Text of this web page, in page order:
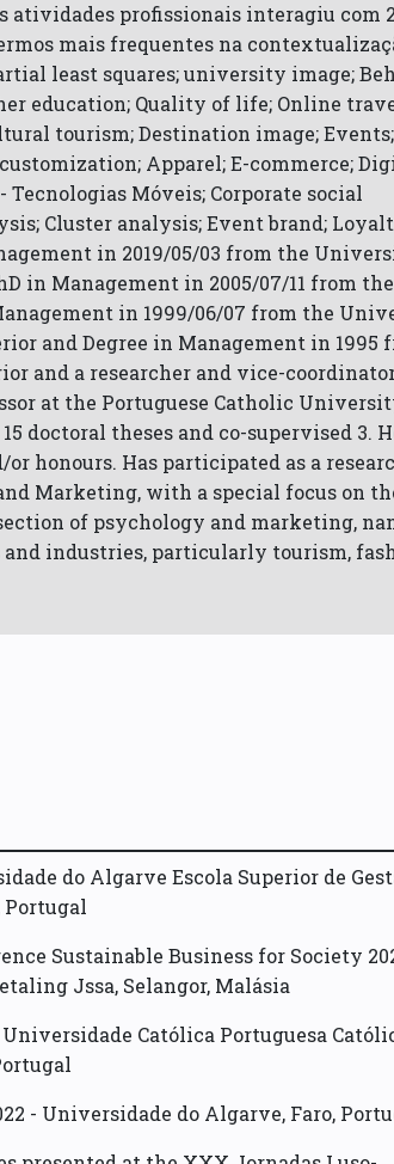
atividades profissionais interagiu com
mais frequentes na
least squares; university image;
education; Quality of life; Online
tourism; Destination image; Events;
Apparel; E-commerce;
Móveis; Corporate social
Cluster analysis; Event brand;
in 2019/05/03 from the
in Management in 2005/07/11 from the
in 1999/06/07 from the
and Degree in Management in 1995
and a researcher and vice-coordinator
at the Portuguese Catholic
doctoral theses and co-supervised 3.
honours. Has participated as a
Marketing, with a special focus on
of psychology and marketing,
industries, particularly tourism,
do Algarve Escola Superior de
Portugal
Sustainable Business for Society
Jssa, Selangor, Malásia
Universidade Católica Portuguesa
- Universidade do Algarve, Faro,